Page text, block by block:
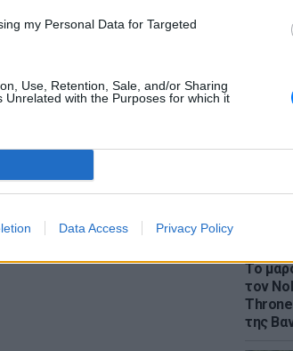
my Personal Data for Targeted
Use, Retention, Sale, and/or Sharing
Unrelated with the Purposes for which it
Data Access Privacy Policy
Η
Το
τον
της